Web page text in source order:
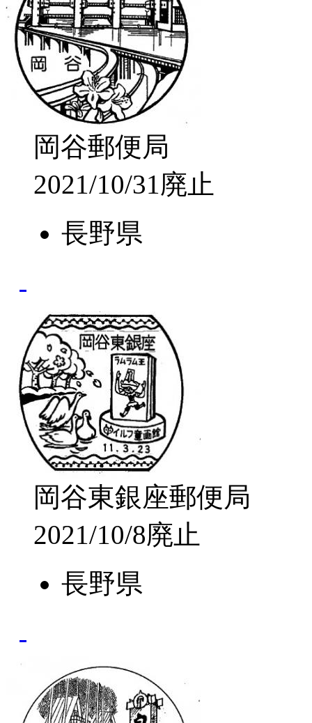
岡谷郵便局
2021/10/31廃止
長野県
岡谷東銀座郵便局
2021/10/8廃止
長野県